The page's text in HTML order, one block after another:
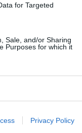
for Targeted
Sale, and/or Sharing
Purposes for which it
Privacy Policy